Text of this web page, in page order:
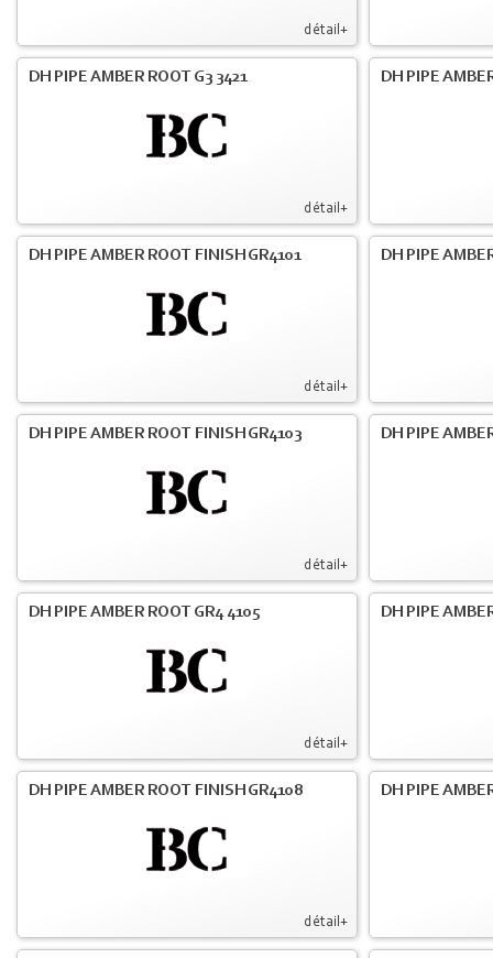
détail+
détail+
DH PIPE AMBER ROOT G3 3421 DH PIPE
détail+
DH PIPE AMBER ROOT FINISH GR4101 DH PIPE
détail+
DH PIPE AMBER ROOT FINISH GR4103 DH PIPE
détail+
DH PIPE AMBER ROOT GR4 4105 DH PIPE
détail+
DH PIPE AMBER ROOT FINISH GR4108 DH PIPE